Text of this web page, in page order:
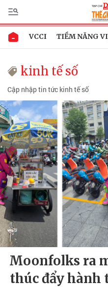
VCCI TIỀM NĂNG
kinh tế số
Cập nhập tin tức kinh tế số
Moonfolks ra
thúc đẩy hành